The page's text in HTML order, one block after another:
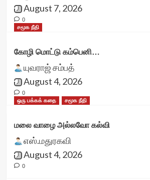
August 7, 2026
0
சமூக நீதி
கோழி மொட்டு கம்பெனி…
யுவராஜ் சம்பத்
August 4, 2026
0
ஒரு பக்கக் கதை
சமூக நீதி
மலை வாழை அல்லவோ கல்வி
எஸ்.மதுரகவி
August 4, 2026
0